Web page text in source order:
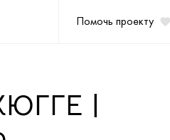
Помочь проекту
|